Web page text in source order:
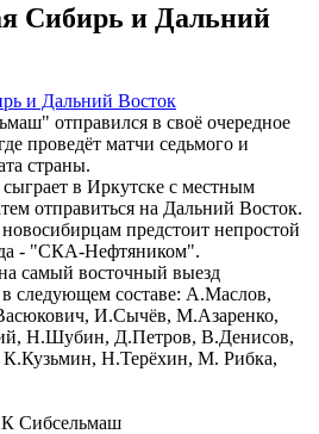
Сибирь и Дальний
отправился в своё очередное
проведёт матчи седьмого и
страны.
в Иркутске с местным
отправиться на Дальний Восток.
предстоит непростой
- "СКА-Нефтяником".
самый восточный выезд
в следующем составе: А.Маслов,
И.Сычёв, М.Азаренко,
Н.Шубин, Д.Петров, В.Денисов,
Н.Терёхин, М. Рибка,
Сибсельмаш